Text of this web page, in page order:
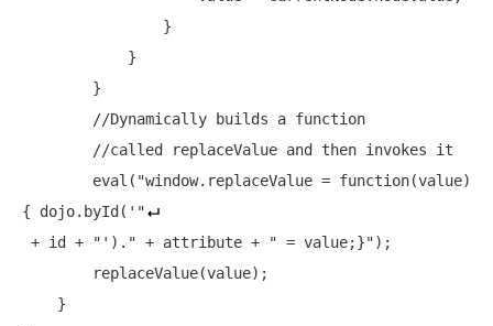
//Dynamically builds a function
//called replaceValue and then invokes it
        eval(
"window.replaceValue = function(value)
{ dojo.byId('"
+ id +
"')." + attribute + " = value;}");